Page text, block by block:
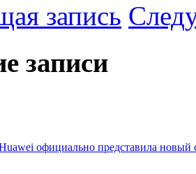
запись
записи
официально представила